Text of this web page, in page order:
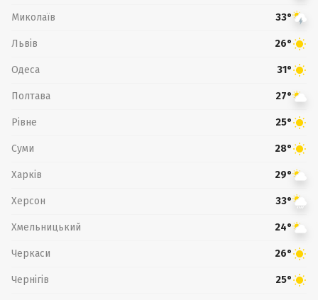
Миколаїв 33°
Львів 26°
Одеса 31°
Полтава 27°
Рівне 25°
Суми 28°
Харків 29°
Херсон 33°
Хмельницький 24°
Черкаси 26°
Чернігів 25°